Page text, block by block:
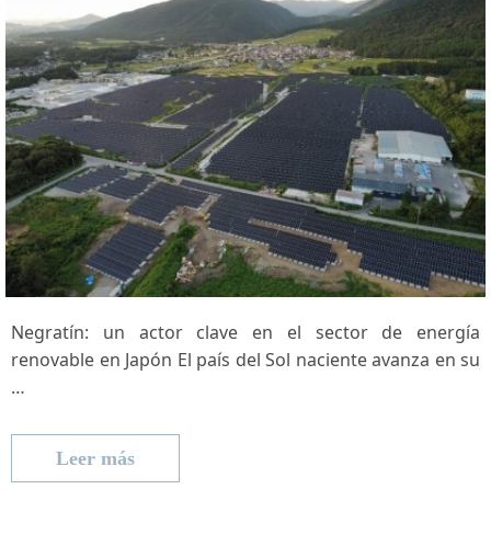
Negratín: un actor clave en el sector de energía
renovable en ​Japón El país del Sol naciente ⁣avanza en su
…
Leer más